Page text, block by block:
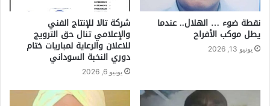
نقطة ضوء … الهلال.. عندما
يطل موكب الأفراح
يونيو 13, 2026
شركة تالا للإنتاج الفني
والإعلامي تنال حق الترويج
للاعلان والرعاية لمباريات ختام
دوري النخبة السوداني
يونيو 6, 2026